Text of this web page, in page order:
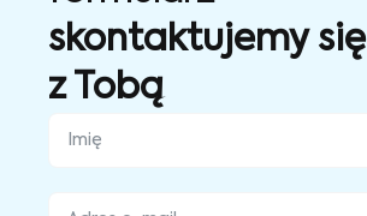
skontaktujemy się
z Tobą